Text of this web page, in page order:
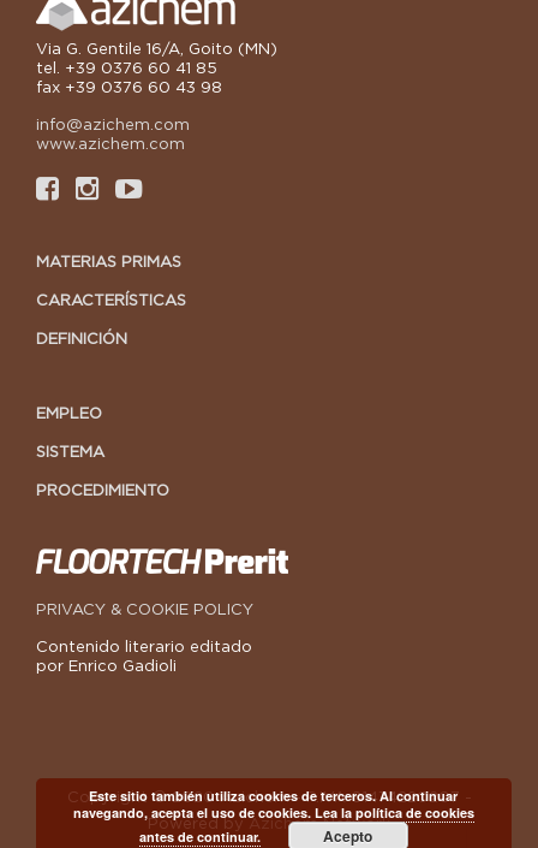
Via G. Gentile 16/A, Goito (MN)
tel. +39 0376 60 41 85
fax +39 0376 60 43 98
info@azichem.com
www.azichem.com
MATERIAS PRIMAS
CARACTERÍSTICAS
DEFINICIÓN
EMPLEO
SISTEMA
PROCEDIMIENTO
PRIVACY & COOKIE POLICY
Contenido literario editado
por Enrico Gadioli
Copyright © 2020 Azichem - P.IVA 01474220207 -
Powered byAzichem Network
Este sitio también utiliza cookies de terceros. Al continuar
navegando, acepta el uso de cookies. Lea la política de cookies
antes de continuar.
Acepto